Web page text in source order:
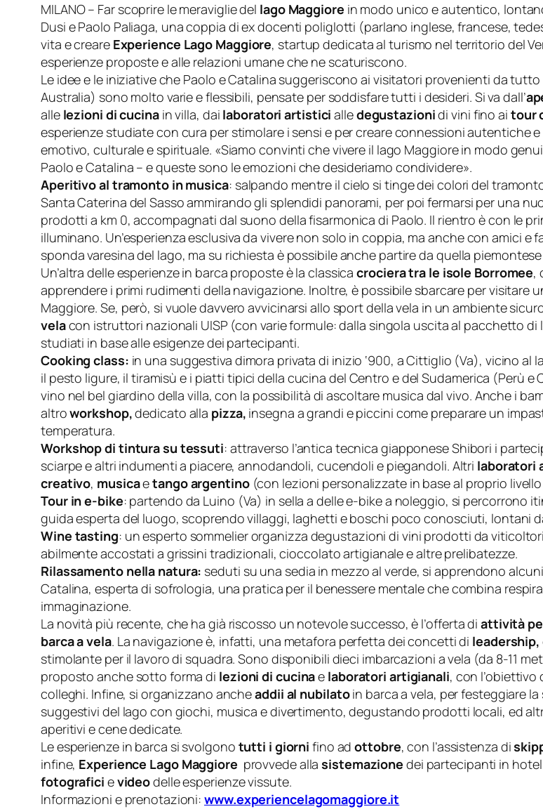
MILANO – Far scoprire le meraviglie del lago Maggiore in modo unico e autentico,
Dusi e Paolo Paliaga, una coppia di ex docenti poliglotti (parlano inglese, francese,
vita e creare Experience Lago Maggiore, startup dedicata al turismo nel territorio del
esperienze proposte e alle relazioni umane che ne scaturiscono.
Le idee e le iniziative che Paolo e Catalina suggeriscono ai visitatori provenienti da
Australia) sono molto varie e flessibili, pensate per soddisfare tutti i desideri. Si va dall’
alle lezioni di cucinain villa, dai laboratori artistici alledegustazionidi vini fino ai tour
esperienze studiate con cura per stimolare i sensi e per creare connessioni autentiche
emotivo, culturale e spirituale. «Siamo convinti che vivere il lago Maggiore in modo
Paolo e Catalina –e queste sono le emozioni che desideriamo condividere».
Aperitivo al tramonto in musica: salpando mentre il cielo si tinge dei colori del
Santa Caterina del Sasso ammirando gli splendidi panorami, per poi fermarsi per una
prodotti a km 0, accompagnati dal suono della fisarmonica di Paolo. Il rientro è con le
illuminano. Un’esperienza esclusiva da vivere non solo in coppia, ma anche con amici e
sponda varesina del lago, ma su richiesta è possibile anche partire da quella
Un’altra delle esperienze in barca proposte è la classica crociera tra le isole Borromee,
apprendere i primi rudimenti della navigazione. Inoltre, è possibile sbarcare per
Maggiore. Se, però, si vuole davvero avvicinarsi allo sport della vela in un ambiente
velacon istruttori nazionali UISP (con varie formule: dalla singola uscita al pacchetto
studiati in base alle esigenze dei partecipanti.
Cookingclass: in una suggestiva dimora privata di inizio ‘900, a Cittiglio (Va), vicino al
il pesto ligure, il tiramisù e i piatti tipici della cucina del Centro e del Sudamerica (Perù
vino nel bel giardino della villa, con la possibilità di ascoltare musica dal vivo. Anche i
altroworkshop,dedicato alla pizza, insegna a grandi e piccini come preparare un
temperatura.
Workshop di tintura su tessuti: attraverso l’antica tecnica giapponese Shibori i
sciarpe e altri indumenti a piacere, annodandoli, cucendoli e piegandoli. Altri laboratori
creativo, musicaetango argentino (con lezioni personalizzate in base al proprio
Tour in e-bike: partendo da Luino (Va) in sella a delle e-bike a noleggio, si percorrono
guida esperta del luogo, scoprendo villaggi, laghetti e boschi poco conosciuti, lontani
Wine tasting: un esperto sommelier organizza degustazioni di vini prodotti da
abilmente accostati a grissini tradizionali, cioccolato artigianale e altre prelibatezze.
Rilassamento nella natura: seduti su una sedia in mezzo al verde, si apprendono
Catalina, esperta di sofrologia, una pratica per il benessere mentale che combina
immaginazione.
La novità più recente, che ha già riscosso un notevole successo, è l’offerta di attività
barca a vela. La navigazione è, infatti, una metafora perfetta dei concetti di
stimolante per il lavoro di squadra. Sono disponibili dieci imbarcazioni a vela (da 8-11
proposto anche sotto forma di lezioni di cucinae laboratori artigianali, con
colleghi. Infine, si organizzano ancheaddii al nubilatoin barca a vela, per festeggiare
suggestivi del lago con giochi, musica e divertimento, degustando prodotti locali, ed
aperitivi e cene dedicate.
Le esperienze in barca si svolgono tutti i giorni fino adottobre, con l’assistenza di
infine, Experience Lago Maggiore provvede allasistemazione dei partecipanti in
fotografici evideodelle esperienze vissute.
Informazioni e prenotazioni: www.experiencelagomaggiore.it